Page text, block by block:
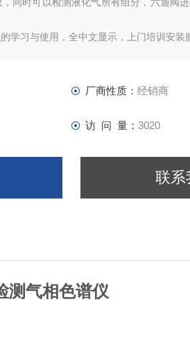
学习与使用，全中文显示，上门培训安装
厂商性质： 经销商
访 问 量： 3020
联系
测气相色谱仪